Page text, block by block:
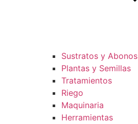
Sustratos y Abonos
Plantas y Semillas
Tratamientos
Riego
Maquinaria
Herramientas